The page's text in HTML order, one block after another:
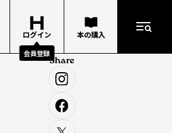
ログイン
会員登録
本の購入
Share